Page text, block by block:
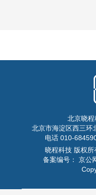
北京晓程
北京市海淀区西三环
电话 010-
晓程科技 版权
备案编号： 京公